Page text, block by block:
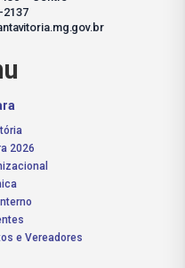
2137
2026
e Vereadores